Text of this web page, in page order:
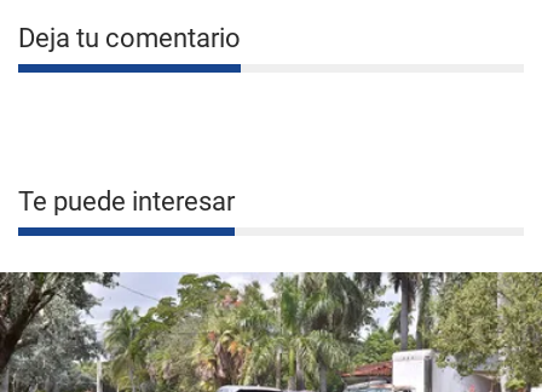
Deja tu comentario
Te puede interesar